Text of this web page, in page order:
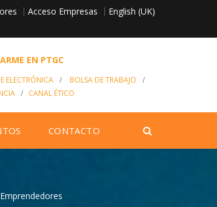
Acceso Empresas English (UK)
EN PTGC
ELECTRÓNICA / BOLSA DE TRABAJO
/
/ CANAL ÉTICO
CONTACTO